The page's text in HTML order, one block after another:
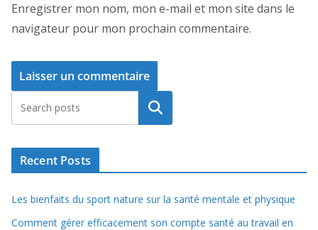
Enregistrer mon nom, mon e-mail et mon site dans le
navigateur pour mon prochain commentaire.
Rechercher
Recent Posts
Les bienfaits du sport nature sur la santé mentale et physique
Comment gérer efficacement son compte santé au travail en